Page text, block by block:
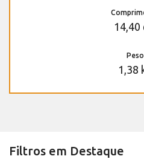
14,40
Peso
1,38
Filtros em Destaque